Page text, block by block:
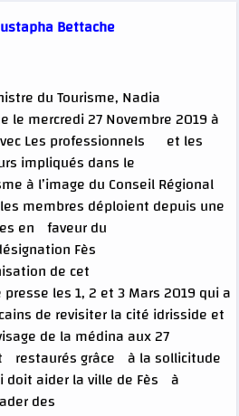
du Tourisme, Nadia
le mercredi 27 Novembre 2019 à
Les professionnels et les
impliqués dans le
à l’image du Conseil Régional
membres déploient depuis une
en faveur du
Fès
de cet
les 1, 2 et 3 Mars 2019 qui a
de revisiter la cité idrisside et
de la médina aux 27
restaurés grâce à la sollicitude
doit aider la ville de Fès à
des